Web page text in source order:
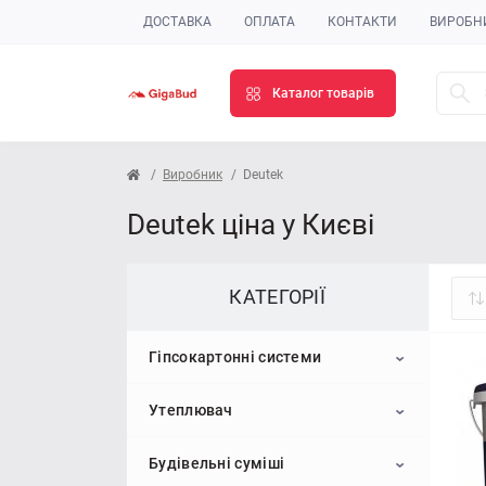
ДОСТАВКА ОПЛАТА КОНТАКТИ
Каталог товарів
Виробник Deutek
Deutek ціна у Києві
КАТЕГОРІЇ
Гіпсокартонні системи
Гіпсокартон
Стельовий гіпсокартон
Профіль для гіпсокартону
Утеплювач
Пінопласт
Будівельні суміші